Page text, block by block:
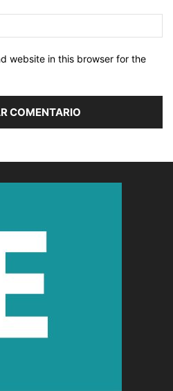
website in this browser for the